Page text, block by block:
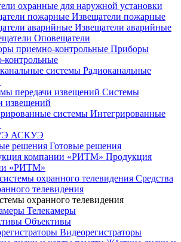
охранные для наружной установки
Извещатели пожарные
Извещатели аварийные
Оповещатели
Приборы
контрольные
Радиоканальные
Системы
извещений
Интегрированные
АСКУЭ
Готовые решения
Продукция
«РИТМ»
Средства
телевидения
охранного телевидения
Телекамеры
Объективы
Видеорегистраторы